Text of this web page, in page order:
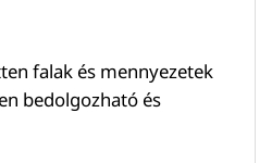
falak és mennyezetek
bedolgozható és